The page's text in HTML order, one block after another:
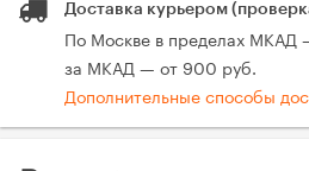
Доставка курьером
По Москве в пределах МКАД
за МКАД — от 900 руб.
Дополнительные способы